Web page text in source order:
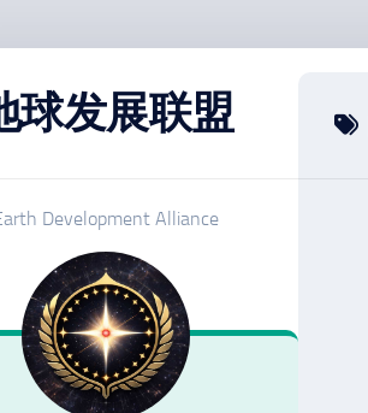
球发展联盟
Development Alliance